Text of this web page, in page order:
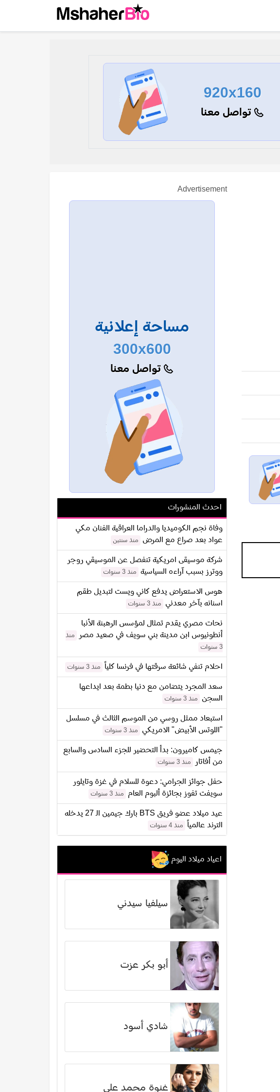
920x160
تواصل معنا
Advertisement
مساحة إعلانية
300x600
تواصل معنا
احدث المنشورات
وفاة نجم الكوميديا والدراما العراقية الفنان مكي
عواد بعد صراع مع المرض
منذ سنتين
شركة موسيقى امريكية تنفصل عن الموسيقي روجر
ووترز بسبب آراءه السياسية
منذ 3 سنوات
هوس الاستعراض يدفع كاني ويست لتبديل طقم
اسنانه بآخر معدني
منذ 3 سنوات
نحات مصري يقدم تمثال لمؤسس الرهبنة الأنبا
أنطونيوس ابن مدينة بني سويف في صعيد مصر
منذ
3 سنوات
احلام تنفي شائعة سرقتها في فرنسا كلياً منذ 3 سنوات
سعد المجرد يتضامن مع دنيا بطمة بعد ايداعها
السجن
منذ 3 سنوات
استبعاد ممثل روسي من الموسم الثالث في مسلسل
"اللوتس الأبيض" الامريكي
منذ 3 سنوات
جيمس كاميرون: بدأ التحضير للجزء السادس والسابع
من أفاتار
منذ 3 سنوات
حفل جوائز الجرامي: دعوة للسلام في غزة وتايلور
سويفت تفوز بجائزة ألبوم العام
منذ 3 سنوات
عيد ميلاد عضو فريق BTS بارك جيمين الـ 27 يدخله
الترند عالمياً
منذ 4 سنوات
اعياد ميلاد اليوم
سيلفيا سيدني
أبو بكر عزت
شادي أسود
غنوة محمد علي